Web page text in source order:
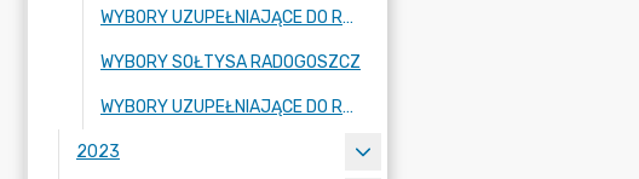
WYBORY UZUPEŁNIAJĄCE DO RADY GMINY LUBAŃ - OKRĘG NR 8
WYBORY SOŁTYSA RADOGOSZCZ
WYBORY UZUPEŁNIAJĄCE DO RADY GMINY LUBAŃ - OKRĘG NR 6
2023